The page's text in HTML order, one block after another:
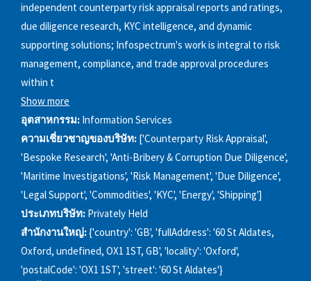
independent counterparty risk appraisal reports and ratings,
due diligence research, KYC intelligence, and dynamic
supporting solutions; Infospectrum's work is integral to risk
management, compliance, and trade approval procedures
within t
Show more
อุตสาหกรรม: Information Services
ความเชี่ยวชาญของบริษัท: ['Counterparty Risk Appraisal',
'Bespoke Research', 'Anti-Bribery & Corruption Due Diligence',
'Maritime Investigations', 'Risk Management', 'Due Diligence',
'Legal Support', 'Commodities', 'KYC', 'Energy', 'Shipping']
ประเภทบริษัท: Privately Held
สำนักงานใหญ่:{'country': 'GB', 'fullAddress': '60 St Aldates,
Oxford, undefined, OX1 1ST, GB', 'locality': 'Oxford',
'postalCode': 'OX1 1ST', 'street': '60 St Aldates'}